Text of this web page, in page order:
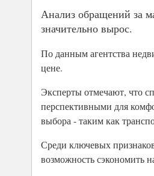
Анализ обращений за
значительно вырос.
По данным агентства
цене.
Эксперты отмечают, что
перспективными для
выбора - таким как
Среди ключевых
возможность сэкономить